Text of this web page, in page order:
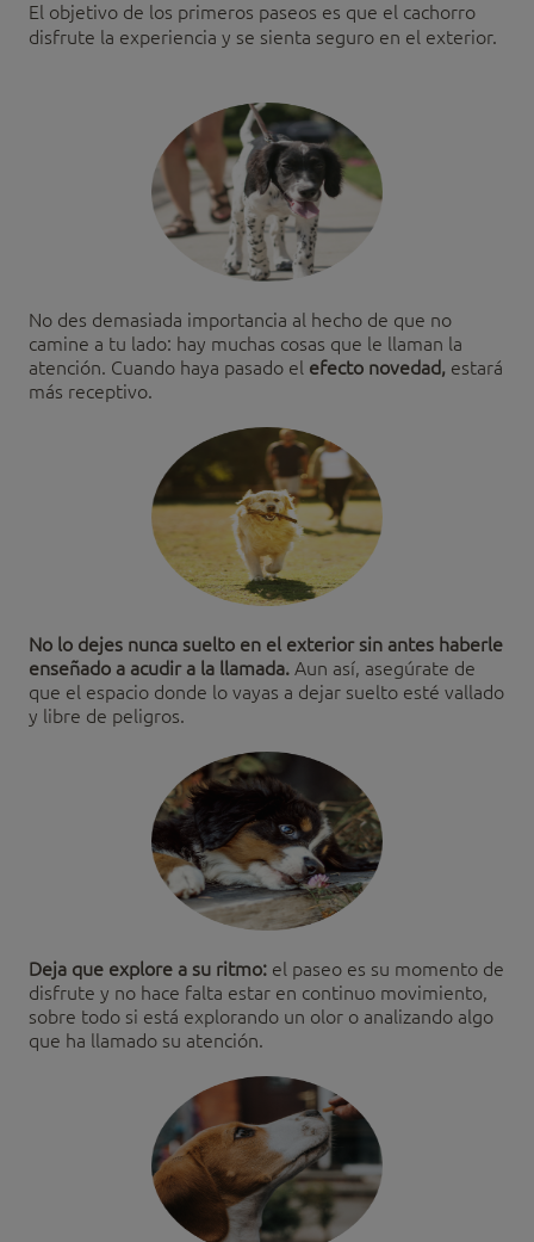
El objetivo de los primeros paseos es que el cachorro
disfrute la experiencia y se sienta seguro en el exterior.
No des demasiada importancia al hecho de que no
camine a tu lado: hay muchas cosas que le llaman la
atención. Cuando haya pasado el efecto novedad, estará
más receptivo.
No lo dejes nunca suelto en el exterior sin antes haberle
enseñado a acudir a la llamada. Aun así, asegúrate de
que el espacio donde lo vayas a dejar suelto esté vallado
y libre de peligros.
Deja que explore a su ritmo: el paseo es su momento de
disfrute y no hace falta estar en continuo movimiento,
sobre todo si está explorando un olor o analizando algo
que ha llamado su atención.